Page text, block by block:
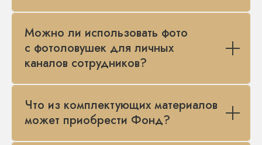
Можно ли использовать фото
с фотоловушек для личных
каналов сотрудников?
Что из комплектующих материалов
может приобрести Фонд?